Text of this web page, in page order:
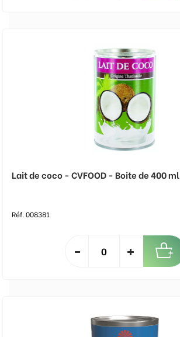
Lait de coco - CVFOOD - Boite de 400 ml
Réf. 008381